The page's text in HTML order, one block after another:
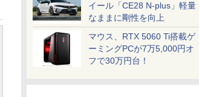
イール「CE28 N-plus」軽量
なままに剛性を向上
マウス、RTX 5060 Ti搭載ゲ
ーミングPCが7万5,000円オ
フで30万円台！